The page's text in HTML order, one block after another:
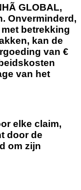
GLOBAL,
Onverminderd,
betrekking
kan de
van €
van het
elke claim,
door de
om zijn